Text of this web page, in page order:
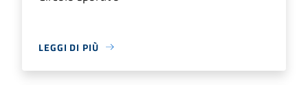
LEGGI DI PIÙ